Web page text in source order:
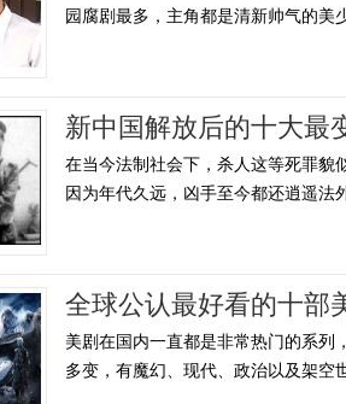
园腐剧最多，主角都是清新帅气的美
新中国解放后的十大最
在当今法制社会下，杀人这等死罪貌
因为年代久远，凶手至今都还逍遥法
全球公认最好看的十部
美剧在国内一直都是非常热门的系列
多变，有魔幻、现代、政治以及架空